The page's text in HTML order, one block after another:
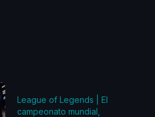
League of Legends | El
campeonato mundial,